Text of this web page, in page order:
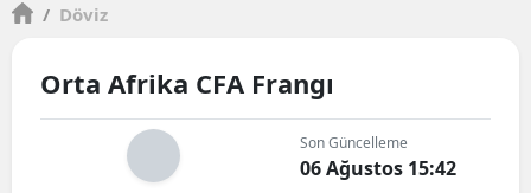
/ Döviz
Orta Afrika CFA Frangı
Son Güncelleme
06 Ağustos 15:42